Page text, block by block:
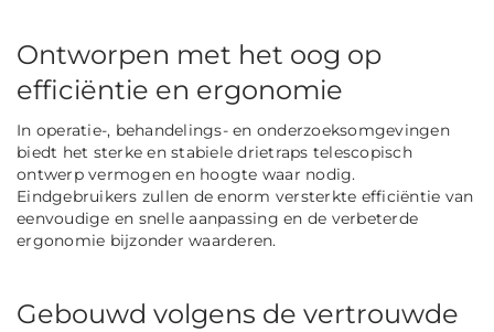
Ontworpen met het oog op
efficiëntie en ergonomie
In operatie-, behandelings- en onderzoeksomgevingen
biedt het sterke en stabiele drietraps telescopisch
ontwerp vermogen en hoogte waar nodig.
Eindgebruikers zullen de enorm versterkte efficiëntie van
eenvoudige en snelle aanpassing en de verbeterde
ergonomie bijzonder waarderen.
Gebouwd volgens de vertrouwde